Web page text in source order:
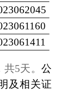
5天。 公
及相关证